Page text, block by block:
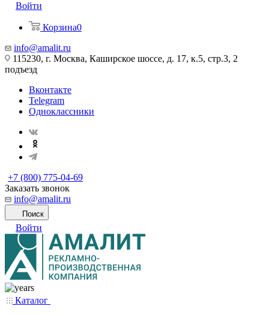
Войти
Корзина0
info@amalit.ru
115230, г. Москва, Каширское шоссе, д. 17, к.5, стр.3, 2
подъезд
Вконтакте
Telegram
Одноклассники
+7 (800) 775-04-69
Заказать звонок
info@amalit.ru
Поиск
Войти
Каталог